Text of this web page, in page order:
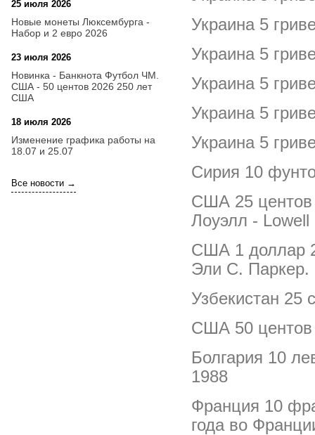
25 июля 2026
Новые монеты Люксембурга -
Набор и 2 евро 2026
23 июля 2026
Новинка - Банкнота Футбол ЧМ.
США - 50 центов 2026 250 лет
США
18 июля 2026
Изменение графика работы на
18.07 и 25.07
Все новости →
Украина 5
Украина 5
Украина 5
Украина 5
Украина 5
Сирия 10
США 25 центов
Лоуэлл - Lowell
США 1 доллар
Эли С. Паркер.
Узбекистан 25
США 50 центов
Болгария 10
1988
Франция 10
года во